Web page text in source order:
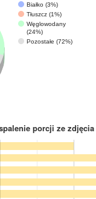
Białko (3%)
Tłuszcz (1%)
Węglowodany
(24%)
Pozostałe (72%)
porcji ze zdjęcia